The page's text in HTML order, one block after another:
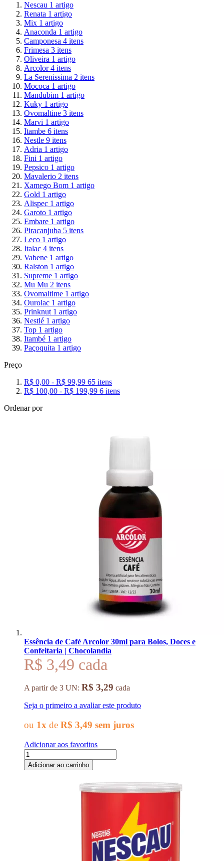
Nescau 1 artigo
Renata 1 artigo
Mix 1 artigo
Anaconda 1 artigo
Camponesa 4 itens
Frimesa 3 itens
Oliveira 1 artigo
Arcolor 4 itens
La Serenissima 2 itens
Mococa 1 artigo
Mandubim 1 artigo
Kuky 1 artigo
Ovomaltine 3 itens
Marvi 1 artigo
Itambe 6 itens
Nestle 9 itens
Adria 1 artigo
Fini 1 artigo
Pepsico 1 artigo
Mavalerio 2 itens
Xamego Bom 1 artigo
Gold 1 artigo
Alispec 1 artigo
Garoto 1 artigo
Embare 1 artigo
Piracanjuba 5 itens
Leco 1 artigo
Italac 4 itens
Vabene 1 artigo
Ralston 1 artigo
Supreme 1 artigo
Mu Mu 2 itens
Ovomaltime 1 artigo
Ourolac 1 artigo
Prinknut 1 artigo
Nestlé 1 artigo
Top 1 artigo
Itambé 1 artigo
Paçoquita 1 artigo
Preço
R$ 0,00 - R$ 99,99 65 itens
R$ 100,00 - R$ 199,99 6 itens
Ordenar por
Essência de Café Arcolor 30ml para Bolos, Doces e
Confeitaria | Chocolandia
R$ 3,49
ou 1x de R$ 3,49 sem juros
A partir de 3 UN: R$ 3,29 cada
Seja o primeiro a avaliar este produto
Adicionar aos favoritos
Adicionar ao carrinho